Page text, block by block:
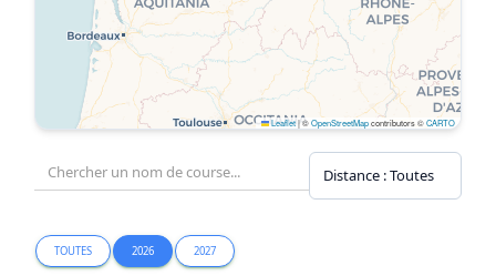
Leaflet|©OpenStreetMapcontributors ©CARTO
TOUTES 2026 2027